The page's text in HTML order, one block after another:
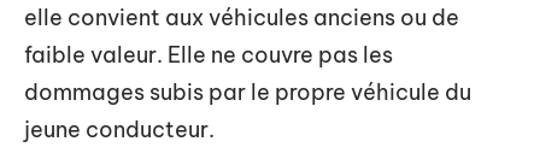
elle convient aux véhicules anciens ou de
faible valeur. Elle ne couvre pas les
dommages subis par le propre véhicule du
jeune conducteur.